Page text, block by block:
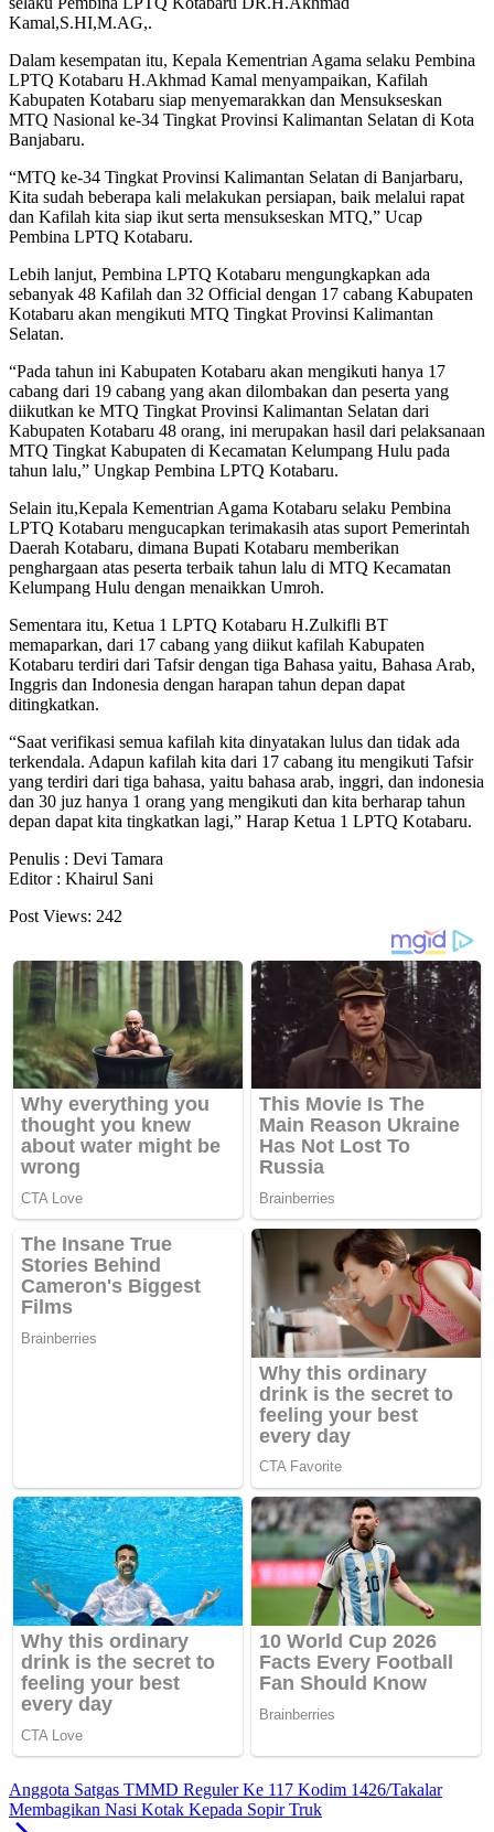
Kamal,S.HI,M.AG,.
Dalam kesempatan itu, Kepala Kementrian Agama selaku Pembina
LPTQ Kotabaru H.Akhmad Kamal menyampaikan, Kafilah
Kabupaten Kotabaru siap menyemarakkan dan Mensukseskan
MTQ Nasional ke-34 Tingkat Provinsi Kalimantan Selatan di Kota
Banjabaru.
“MTQ ke-34 Tingkat Provinsi Kalimantan Selatan di Banjarbaru,
Kita sudah beberapa kali melakukan persiapan, baik melalui rapat
dan Kafilah kita siap ikut serta mensukseskan MTQ,” Ucap
Pembina LPTQ Kotabaru.
Lebih lanjut, Pembina LPTQ Kotabaru mengungkapkan ada
sebanyak 48 Kafilah dan 32 Official dengan 17 cabang Kabupaten
Kotabaru akan mengikuti MTQ Tingkat Provinsi Kalimantan
Selatan.
“Pada tahun ini Kabupaten Kotabaru akan mengikuti hanya 17
cabang dari 19 cabang yang akan dilombakan dan peserta yang
diikutkan ke MTQ Tingkat Provinsi Kalimantan Selatan dari
Kabupaten Kotabaru 48 orang, ini merupakan hasil dari pelaksanaan
MTQ Tingkat Kabupaten di Kecamatan Kelumpang Hulu pada
tahun lalu,” Ungkap Pembina LPTQ Kotabaru.
Selain itu,Kepala Kementrian Agama Kotabaru selaku Pembina
LPTQ Kotabaru mengucapkan terimakasih atas suport Pemerintah
Daerah Kotabaru, dimana Bupati Kotabaru memberikan
penghargaan atas peserta terbaik tahun lalu di MTQ Kecamatan
Kelumpang Hulu dengan menaikkan Umroh.
Sementara itu, Ketua 1 LPTQ Kotabaru H.Zulkifli BT
memaparkan, dari 17 cabang yang diikut kafilah Kabupaten
Kotabaru terdiri dari Tafsir dengan tiga Bahasa yaitu, Bahasa Arab,
Inggris dan Indonesia dengan harapan tahun depan dapat
ditingkatkan.
“Saat verifikasi semua kafilah kita dinyatakan lulus dan tidak ada
terkendala. Adapun kafilah kita dari 17 cabang itu mengikuti Tafsir
yang terdiri dari tiga bahasa, yaitu bahasa arab, inggri, dan indonesia
dan 30 juz hanya 1 orang yang mengikuti dan kita berharap tahun
depan dapat kita tingkatkan lagi,” Harap Ketua 1 LPTQ Kotabaru.
Penulis : Devi Tamara
Editor : Khairul Sani
Post Views: 242
Anggota Satgas TMMD Reguler Ke 117 Kodim 1426/Takalar
Membagikan Nasi Kotak Kepada Sopir Truk